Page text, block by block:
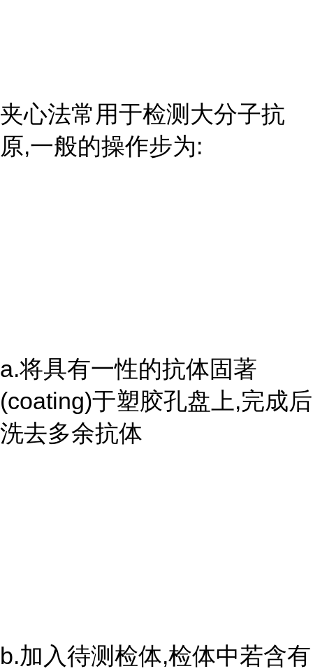
夹心法常用于检测大分子抗
原,一般的操作步为:
a.将具有一性的抗体固著
(coating)于塑胶孔盘上,完成后
洗去多余抗体
b.加入待测检体,检体中若含有